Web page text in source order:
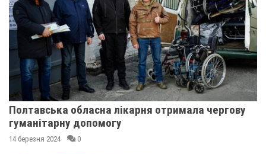
Полтавська обласна лікарня отримала чергову
гуманітарну допомогу
14 березня 2024 0